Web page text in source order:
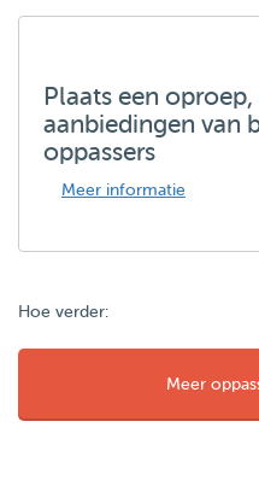
Plaats een
aanbiedingen van
oppassers
Meer informatie
Hoe verder:
Meer